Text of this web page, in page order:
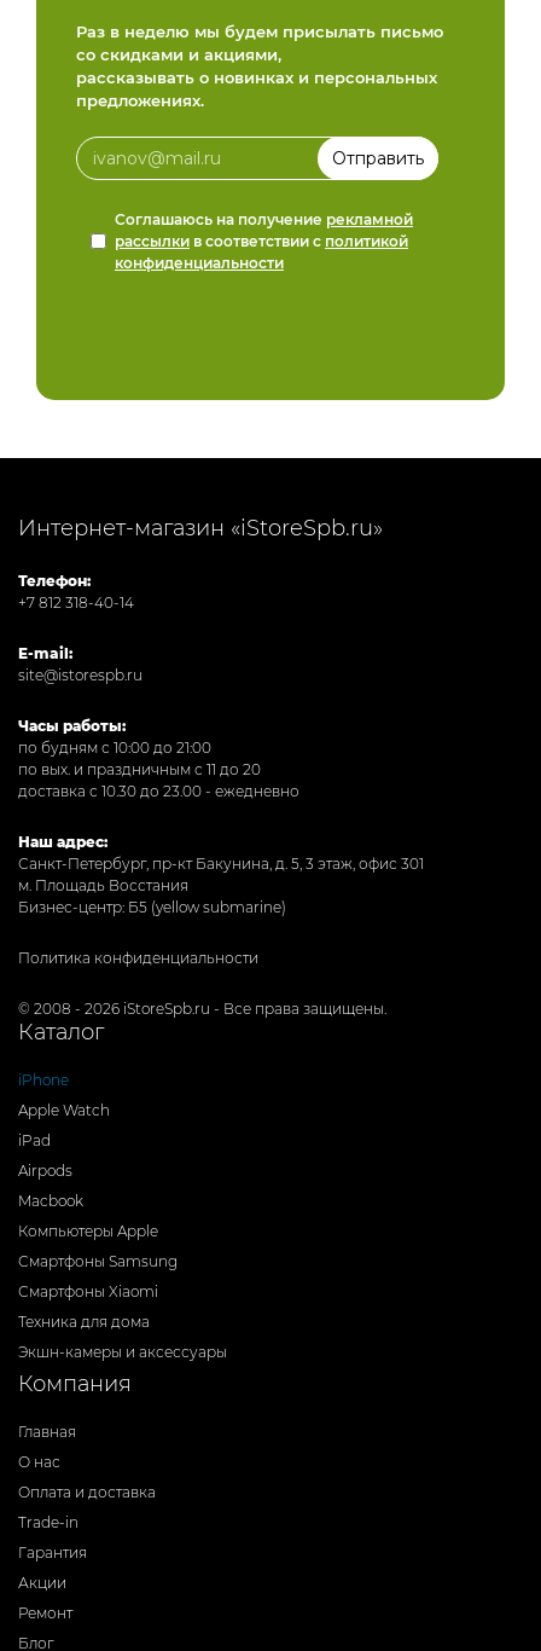
Раз в неделю мы будем присылать письмо
со скидками и акциями,
рассказывать о новинках и персональных
предложениях.
Соглашаюсь на получение рекламной
рассылки в соответствии с политикой
конфиденциальности
Интернет-магазин «iStoreSpb.ru»
Телефон:
+7 812 318-40-14
E-mail:
site@istorespb.ru
Часы работы:
по будням с 10:00 до 21:00
по вых. и праздничным с 11 до 20
доставка с 10.30 до 23.00 - ежедневно
Наш адрес:
Санкт-Петербург, пр-кт Бакунина, д. 5, 3 этаж, офис 301
м. Площадь Восстания
Бизнес-центр: Б5 (yellow submarine)
Политика конфиденциальности
© 2008 - 2026 iStoreSpb.ru - Все права защищены.
Каталог
iPhone
Apple Watch
iPad
Airpods
Macbook
Компьютеры Apple
Смартфоны Samsung
Смартфоны Xiaomi
Техника для дома
Экшн-камеры и аксессуары
Компания
Главная
О нас
Оплата и доставка
Trade-in
Гарантия
Акции
Ремонт
Блог